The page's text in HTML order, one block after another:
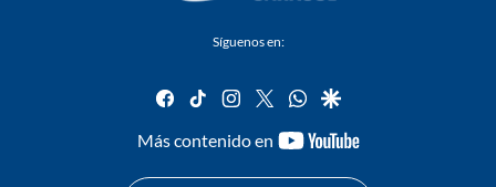
Síguenos en:
facebook
tiktok instagram
twitterwhatsapp
google
Más contenido en
youtube-